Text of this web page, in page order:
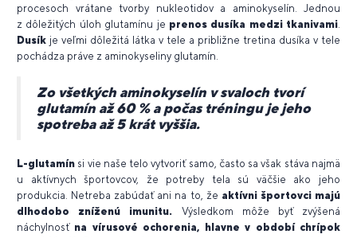
procesoch vrátane tvorby nukleotidov a aminokyselín. Jednou
z dôležitých úloh glutamínu je prenos dusíka medzi tkanivami.
Dusík je veľmi dôležitá látka v tele a približne tretina dusíka v tele
pochádza práve z aminokyseliny glutamín.
Zo všetkých aminokyselín v svaloch tvorí
glutamín až 60 % a počas tréningu je jeho
spotreba až 5 krát vyššia.
L-glutamín si vie naše telo vytvoriť samo, často sa však stáva najmä
u aktívnych športovcov, že potreby tela sú väčšie ako jeho
produkcia. Netreba zabúdať ani na to, že aktívni športovci majú
dlhodobo zníženú imunitu. Výsledkom môže byť zvýšená
náchylnosť na vírusové ochorenia, hlavne v období chrípok